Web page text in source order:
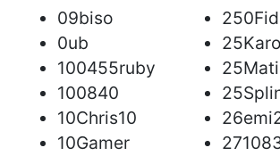
09biso
0ub
100455ruby
100840
10Chris10
10Gamer
25Karo